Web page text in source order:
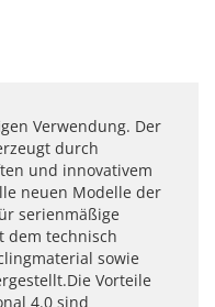
Verwendung. Der
durch
und innovativem
neuen Modelle der
serienmäßige
dem technisch
sowie
Vorteile
4.0 sind